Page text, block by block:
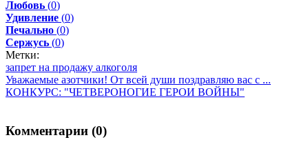
Любовь (0)
Удивление (0)
Печально (0)
Сержусь (0)
Метки:
запрет на продажу алкоголя
Уважаемые азотчики! От всей души поздравляю вас с ...
КОНКУРС: "ЧЕТВЕРОНОГИЕ ГЕРОИ ВОЙНЫ"
Комментарии (0)